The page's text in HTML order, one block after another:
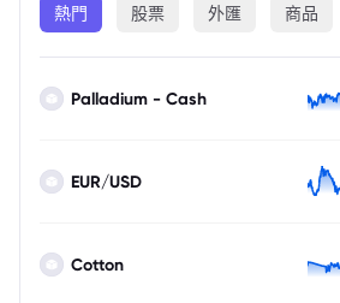
熱門 股票 外匯 商品
Palladium - Cash
EUR/USD
Cotton